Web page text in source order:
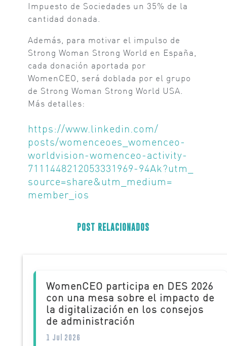
Impuesto de Sociedades un 35% de la
cantidad donada.
Además, para motivar el impulso de
Strong Woman Strong World en España,
cada donación aportada por
WomenCEO, será doblada por el grupo
de Strong Woman Strong World USA.
Más detalles:
https://www.linkedin.com/
posts/womenceoes_womenceo-
worldvision-womenceo-activity-
7111448212053331969-94Ak?utm_
source=share&utm_medium=
member_ios
POST RELACIONADOS
WomenCEO participa en DES 2026
con una mesa sobre el impacto de
la digitalización en los consejos
de administración
1 Jul 2026